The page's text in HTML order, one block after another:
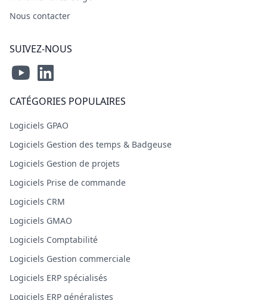
Nous contacter
SUIVEZ-NOUS
CATÉGORIES POPULAIRES
Logiciels GPAO
Logiciels Gestion des temps & Badgeuse
Logiciels Gestion de projets
Logiciels Prise de commande
Logiciels CRM
Logiciels GMAO
Logiciels Comptabilité
Logiciels Gestion commerciale
Logiciels ERP spécialisés
Logiciels ERP généralistes